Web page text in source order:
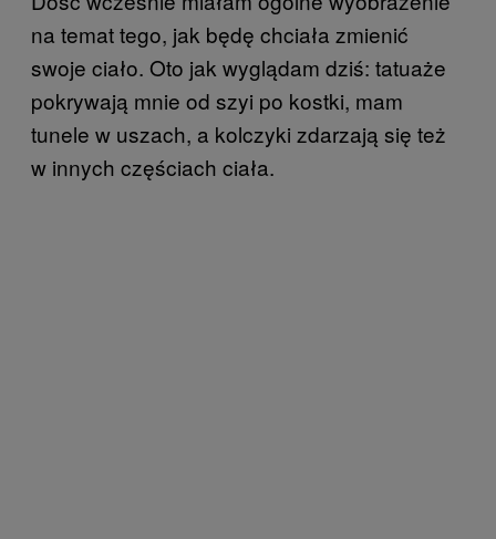
na temat tego, jak będę chciała zmienić
swoje ciało. Oto jak wyglądam dziś: tatuaże
pokrywają mnie od szyi po kostki, mam
tunele w uszach, a kolczyki zdarzają się też
w innych częściach ciała.